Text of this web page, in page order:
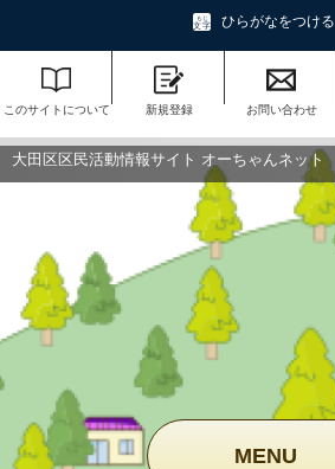
ひらがなをつける
このサイトについて 新規登録 お問い合わせ
大田区区民活動情報サイト オーちゃんネット
MENU